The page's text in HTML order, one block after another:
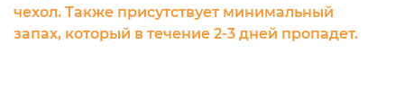
чехол. Также присутствует минимальный
запах, который в течение 2-3 дней пропадет.